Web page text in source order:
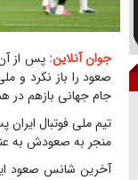
جوان آنلاین: پس از
جام جهانی بازهم در
منجر به صعودش به
آخرین شانس صعود